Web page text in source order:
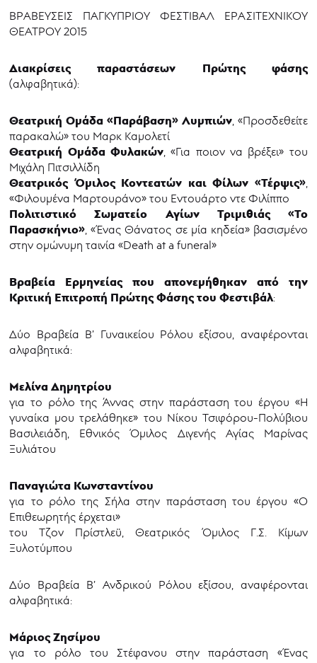
ΒΡΑΒΕΥΣΕΙΣ ΠΑΓΚΥΠΡΙΟΥ ΦΕΣΤΙΒΑΛ ΕΡΑΣΙΤΕΧΝΙΚΟΥ
ΘΕΑΤΡΟΥ 2015
Διακρίσεις παραστάσεων Πρώτης φάσης
(αλφαβητικά):
Θεατρική Ομάδα «Παράβαση» Λυμπιών, «Προσδεθείτε
παρακαλώ» του Μαρκ Καμολετί
Θεατρική Ομάδα Φυλακών, «Για ποιον να βρέξει» του
Μιχάλη Πιτσιλλίδη
Θεατρικός Όμιλος Κοντεατών και Φίλων «Τέρψις»,
«Φιλουμένα Μαρτουράνο» του Εντουάρτο ντε Φιλίππο
Πολιτιστικό Σωματείο Αγίων Τριμιθιάς
«Το
Παρασκήνιο», «Ένας Θάνατος σε μία κηδεία» βασισμένο
στην ομώνυμη ταινία «Death at a funeral»
Βραβεία Ερμηνείας που απονεμήθηκαν από την
Κριτική Επιτροπή Πρώτης Φάσης του Φεστιβάλ:
Δύο Βραβεία Β’ Γυναικείου Ρόλου εξίσου, αναφέρονται
αλφαβητικά:
Μελίνα Δημητρίου
για το ρόλο της Άννας στην παράσταση του έργου «Η
γυναίκα μου τρελάθηκε» του Νίκου Τσιφόρου-Πολύβιου
Βασιλειάδη, Εθνικός Όμιλος Διγενής Αγίας Μαρίνας
Ξυλιάτου
Παναγιώτα Κωνσταντίνου
για το ρόλο της Σήλα στην παράσταση του έργου «Ο
Επιθεωρητής έρχεται»
του Τζον Πρίστλεϋ, Θεατρικός Όμιλος Γ.Σ. Κίμων
Ξυλοτύμπου
Δύο Βραβεία Β’ Ανδρικού Ρόλου εξίσου, αναφέρονται
αλφαβητικά:
Μάριος Ζησίμου
για το ρόλο του Στέφανου στην παράσταση «Ένας